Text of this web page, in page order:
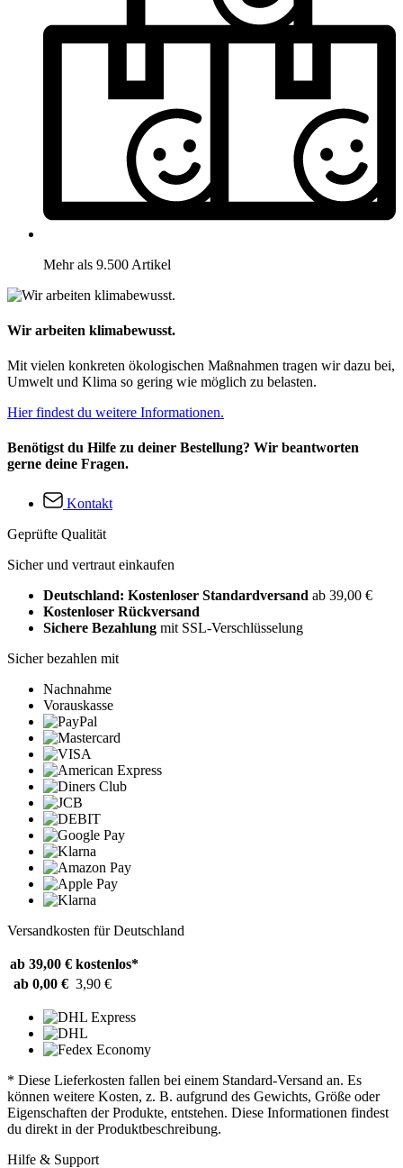
Mehr als 9.500 Artikel
Wir arbeiten klimabewusst.
Mit vielen konkreten ökologischen Maßnahmen tragen wir dazu bei,
Umwelt und Klima so gering wie möglich zu belasten.
Hier findest du weitere Informationen.
Benötigst du Hilfe zu deiner Bestellung? Wir beantworten
gerne deine Fragen.
Kontakt
Geprüfte Qualität
Sicher und vertraut einkaufen
Deutschland: Kostenloser Standardversand ab 39,00 €
Kostenloser Rückversand
Sichere Bezahlung mit SSL-Verschlüsselung
Sicher bezahlen mit
Nachnahme
Vorauskasse
Versandkosten für Deutschland
ab 39,00 € kostenlos*
ab 0,00 € 3,90 €
* Diese Lieferkosten fallen bei einem Standard-Versand an. Es
können weitere Kosten, z. B. aufgrund des Gewichts, Größe oder
Eigenschaften der Produkte, entstehen. Diese Informationen findest
du direkt in der Produktbeschreibung.
Hilfe & Support